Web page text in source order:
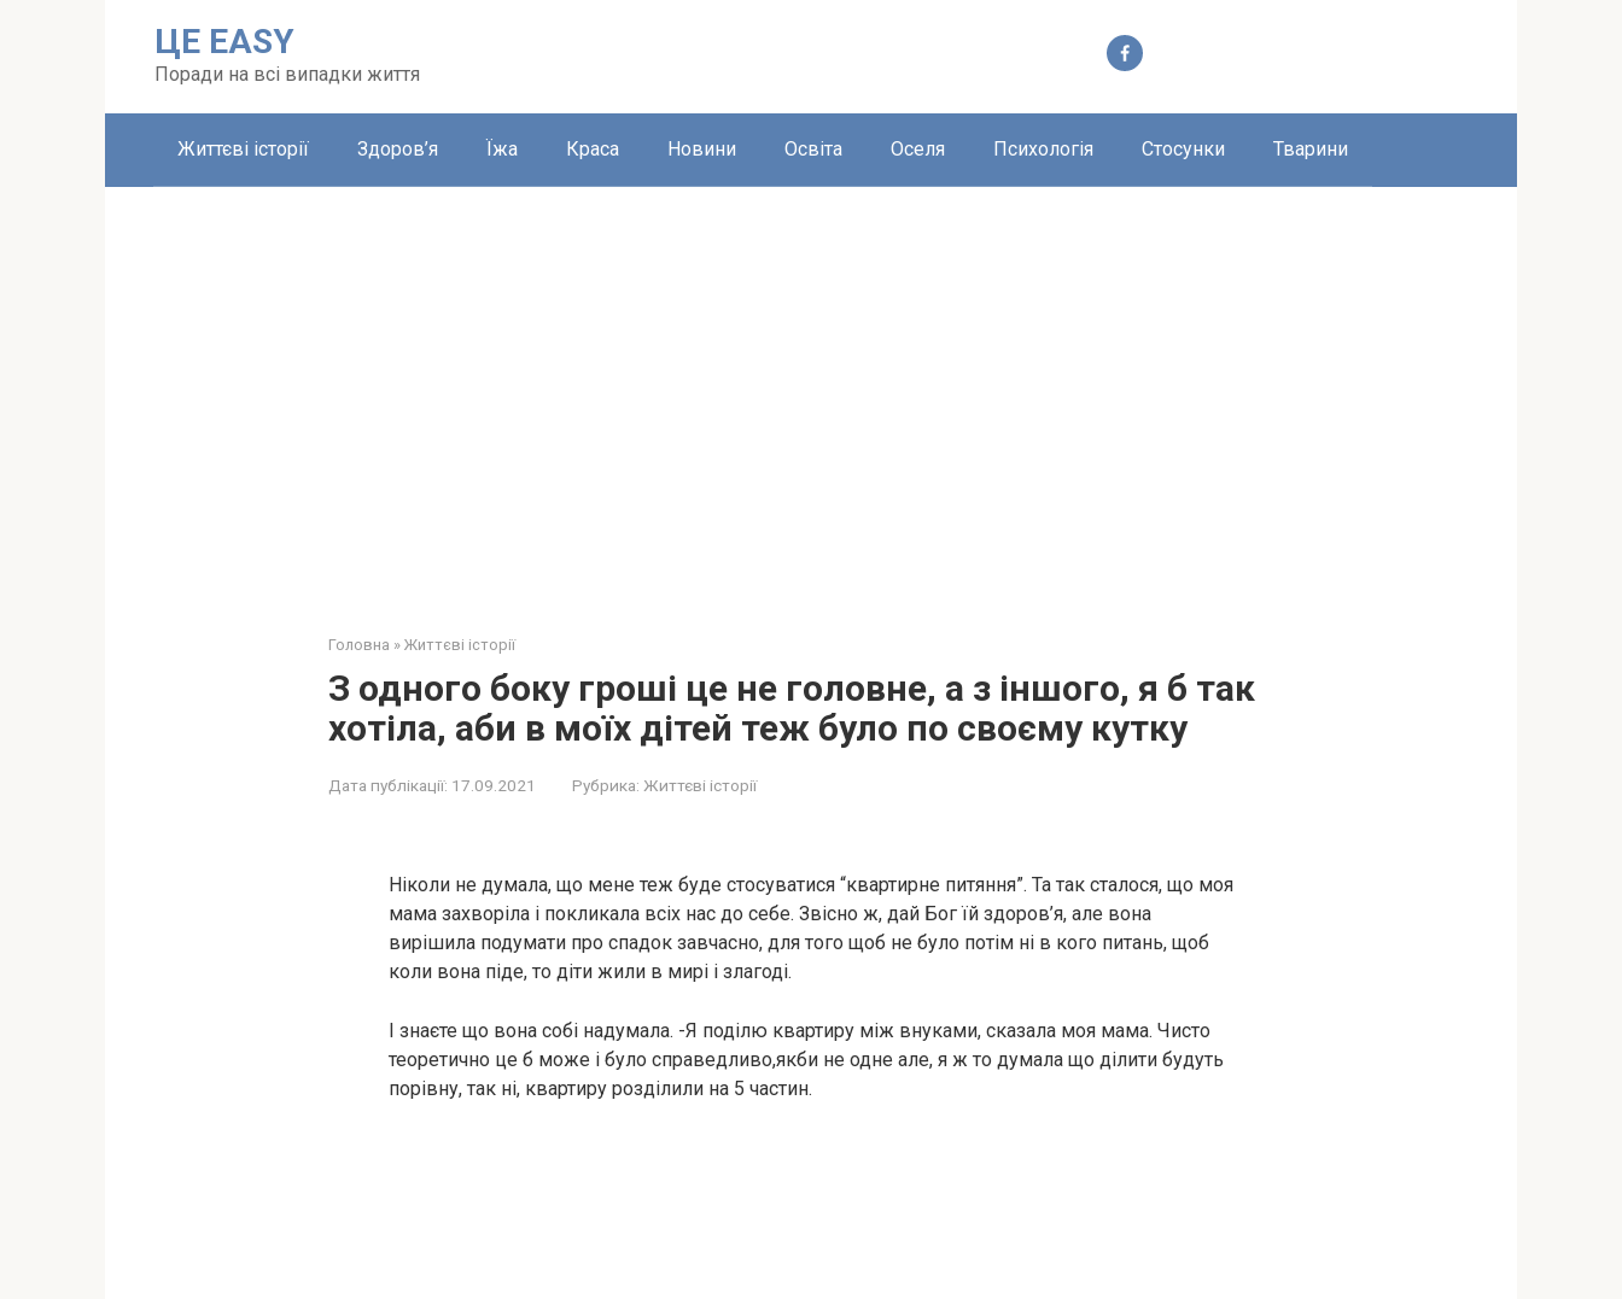
ЦЕ EASY
Поради на всі випадки життя
Життєві історії Здоров’я Їжа Краса Новини Освіта Оселя Психологія Стосунки Тварини
Головна » Життєві історії
З одного боку гроші це не головне, а з іншого, я б так
хотіла, аби в моїх дітей теж було по своєму кутку
Дата публікації: 17.09.2021 Рубрика: Життєві історії
Ніколи не думала, що мене теж буде стосуватися “квартирне питяння”. Та так сталося, що моя
мама захворіла і покликала всіх нас до себе. Звісно ж, дай Бог їй здоров’я, але вона
вирішила подумати про спадок завчасно, для того щоб не було потім ні в кого питань, щоб
коли вона піде, то діти жили в мирі і злагоді.
І знаєте що вона собі надумала. -Я поділю квартиру між внуками, сказала моя мама. Чисто
теоретично це б може і було справедливо,якби не одне але, я ж то думала що ділити будуть
порівну, так ні, квартиру розділили на 5 частин.